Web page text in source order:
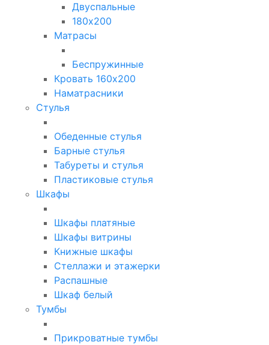
Двуспальные
180х200
Матрасы
Беспружинные
Кровать 160х200
Наматрасники
Стулья
Обеденные стулья
Барные стулья
Табуреты и стулья
Пластиковые стулья
Шкафы
Шкафы платяные
Шкафы витрины
Книжные шкафы
Стеллажи и этажерки
Распашные
Шкаф белый
Тумбы
Прикроватные тумбы